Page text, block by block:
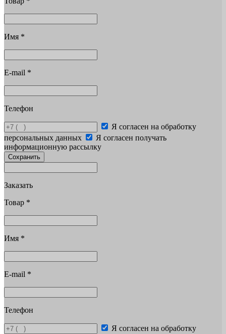
Имя *
E-mail *
Телефон
Я согласен на обработку
персональных данных
Я согласен получать
информационную рассылку
Сохранить
Заказать
Товар *
Имя *
E-mail *
Телефон
Я согласен на обработку